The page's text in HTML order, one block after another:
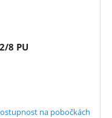
8 PU
na pobočkách